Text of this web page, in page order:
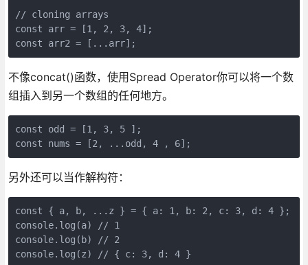
// cloning arrays
const arr = [1, 2, 3, 4];
const arr2 = [...arr];
不像concat()函数，使用Spread Operator你可以将一个数
组插入到另一个数组的任何地方。
const odd = [1, 3, 5 ];
const nums = [2, ...odd, 4 , 6];
另外还可以当作解构符：
const { a, b, ...z } = { a: 1, b: 2, c: 3, d: 4 };
console.log(a) // 1
console.log(b) // 2
console.log(z) // { c: 3, d: 4 }